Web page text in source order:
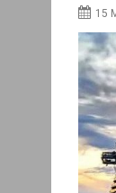
15